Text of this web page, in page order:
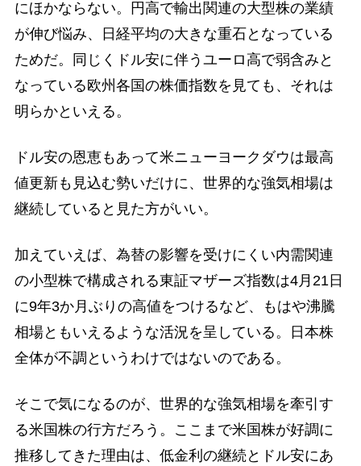
にほかならない。円高で輸出関連の大型株の業績
が伸び悩み、日経平均の大きな重石となっている
ためだ。同じくドル安に伴うユーロ高で弱含みと
なっている欧州各国の株価指数を見ても、それは
明らかといえる。
ドル安の恩恵もあって米ニューヨークダウは最高
値更新も見込む勢いだけに、世界的な強気相場は
継続していると見た方がいい。
加えていえば、為替の影響を受けにくい内需関連
の小型株で構成される東証マザーズ指数は4月21日
に9年3か月ぶりの高値をつけるなど、もはや沸騰
相場ともいえるような活況を呈している。日本株
全体が不調というわけではないのである。
そこで気になるのが、世界的な強気相場を牽引す
る米国株の行方だろう。ここまで米国株が好調に
推移してきた理由は、低金利の継続とドル安にあ